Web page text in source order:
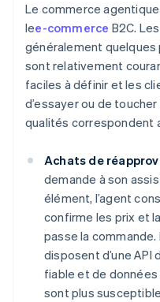
Le commerce
lee-commerce B2C.
généralement quelques
sont relativement
faciles à définir et les
d’essayer ou de
qualités correspondent
Achats de
demande à son
élément, l’agent
confirme les prix et
passe la
disposent d’une API
fiable et de données
sont plus